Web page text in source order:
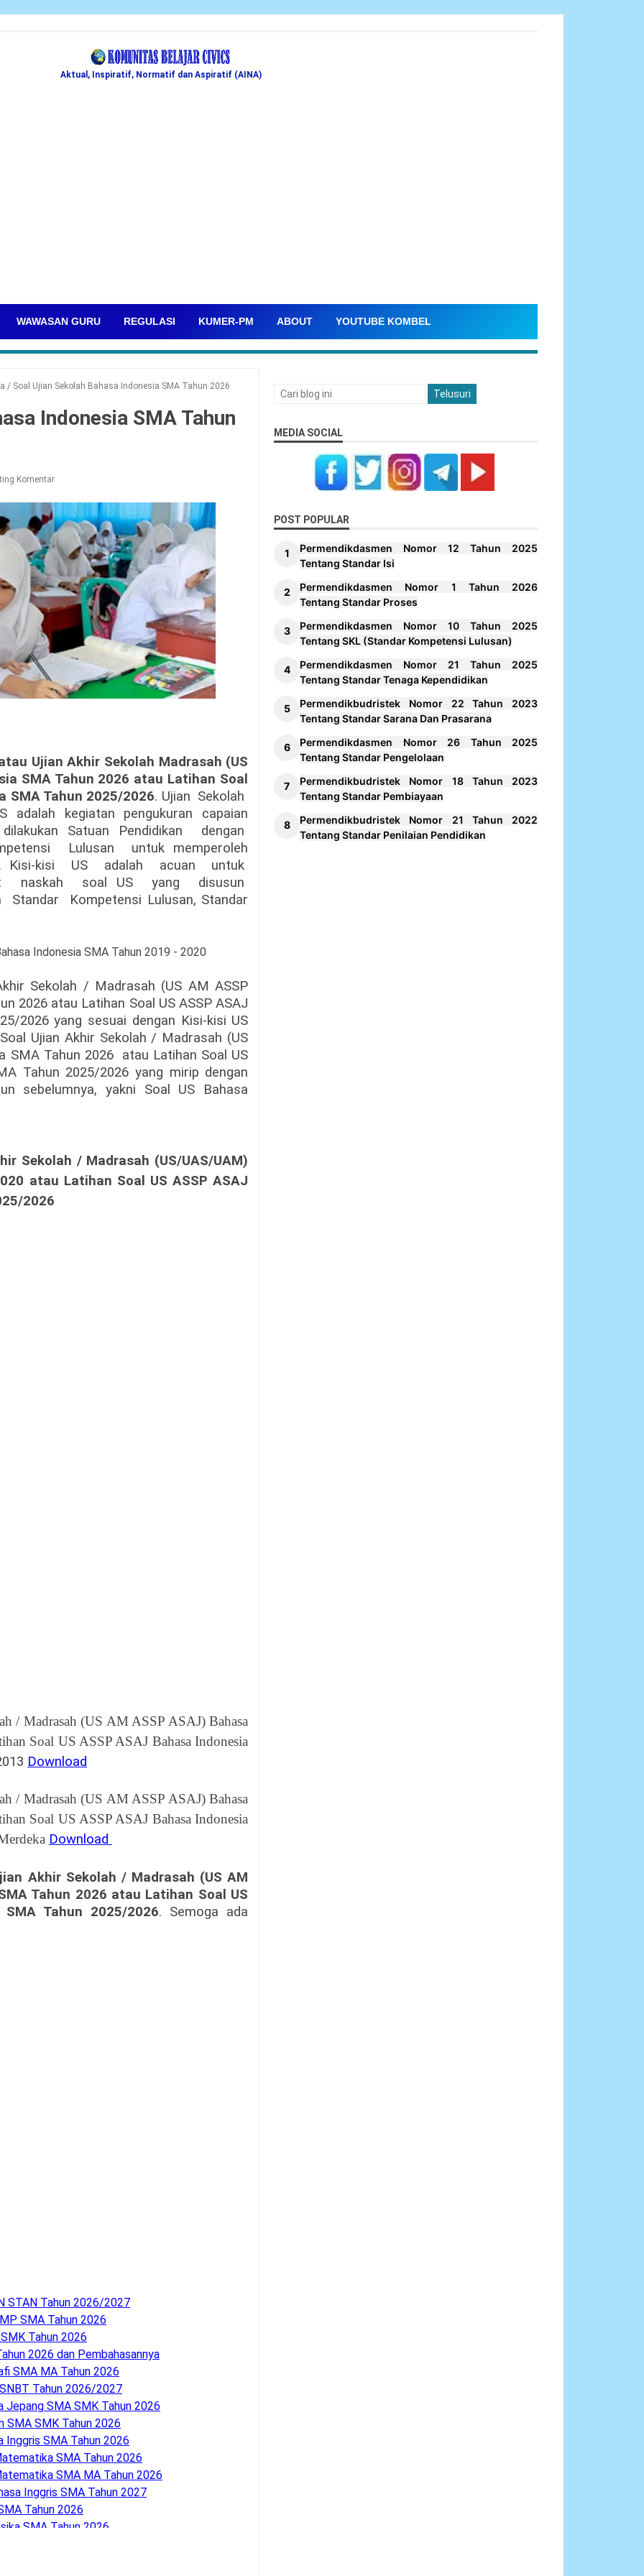
Aktual, Inspiratif, Normatif dan Aspiratif (AINA)
WAWASAN GURU REGULASI KUMER-PM ABOUT YOUTUBE KOMBEL
/ Soal Ujian Sekolah Bahasa Indonesia SMA Tahun 2026
Indonesia SMA Tahun
Komentar
Ujian Akhir Sekolah Madrasah (US
SMA Tahun 2026 atau Latihan Soal
SMA Tahun 2025/2026. Ujian Sekolah
adalah kegiatan pengukuran capaian
Satuan Pendidikan
dengan
Lulusan
untuk memperoleh
Kisi-kisi
US adalah acuan
untuk
naskah soal US yang
disusun
Standar
Kompetensi Lulusan, Standar
Sekolah / Madrasah (US AM ASSP
2026 atau Latihan Soal US ASSP ASAJ
2026 yang sesuai dengan Kisi-kisi US
Ujian Akhir Sekolah / Madrasah (US
SMA Tahun 2026 atau Latihan Soal US
Tahun 2025/2026 yang mirip dengan
sebelumnya, yakni Soal US Bahasa
Sekolah / Madrasah (US/UAS/UAM)
atau Latihan Soal US ASSP ASAJ
2026
/ Madrasah (US AM ASSP ASAJ) Bahasa
Soal US ASSP ASAJ Bahasa Indonesia
Download
/ Madrasah (US AM ASSP ASAJ) Bahasa
Soal US ASSP ASAJ Bahasa Indonesia
Download
Akhir Sekolah / Madrasah (US AM
Tahun 2026 atau Latihan Soal US
Tahun 2025/2026. Semoga ada
STAN Tahun 2026/2027
SMA Tahun 2026
Tahun 2026
2026 dan Pembahasannya
SMA MA Tahun 2026
Tahun 2026/2027
Jepang SMA SMK Tahun 2026
SMA SMK Tahun 2026
Inggris SMA Tahun 2026
SMA Tahun 2026
SMA MA Tahun 2026
Inggris SMA Tahun 2027
Tahun 2026
SMA Tahun 2026
Perancis SMA SMK Tahun 2026
MEDIA SOCIAL
POST POPULAR
Permendikdasmen Nomor 12 Tahun 2025
Tentang Standar Isi
Permendikdasmen Nomor 1 Tahun 2026
Tentang Standar Proses
Permendikdasmen Nomor 10 Tahun 2025
Tentang SKL (Standar Kompetensi Lulusan)
Permendikdasmen Nomor 21 Tahun 2025
Tentang Standar Tenaga Kependidikan
Permendikbudristek Nomor 22 Tahun 2023
Tentang Standar Sarana Dan Prasarana
Permendikdasmen Nomor 26 Tahun 2025
Tentang Standar Pengelolaan
Permendikbudristek Nomor 18 Tahun 2023
Tentang Standar Pembiayaan
Permendikbudristek Nomor 21 Tahun 2022
Tentang Standar Penilaian Pendidikan